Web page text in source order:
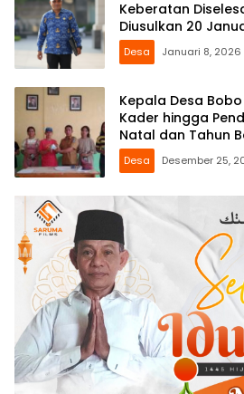
Keberatan
Diusulkan 20
Desa Januari 8, 2026
Kepala Desa
Kader hingga
Natal dan Tahun
Desa Desember 25,